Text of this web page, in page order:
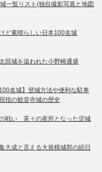
一覧リスト(独自撮影写真と地図
ど素晴らしい日本100名城
城を追われた小野崎通盛
名城】登城方法や便利な駐車
指の観音寺城の歴史
戦い 茶々の産所となった淀城
大成と言える大規模城郭の続日